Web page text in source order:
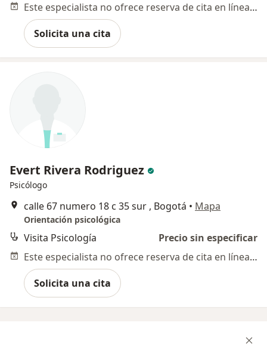
Este especialista no ofrece reserva de cita en línea en esta dirección.
Solicita una cita
Evert Rivera Rodriguez
Psicólogo
calle 67 numero 18 c 35 sur , Bogotá • Mapa
Orientación psicológica
Visita Psicología
Precio sin especificar
Este especialista no ofrece reserva de cita en línea en esta dirección.
Solicita una cita